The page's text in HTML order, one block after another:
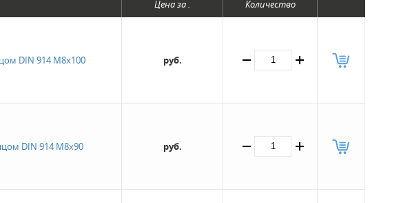
Цена за . Количество
DIN 914 M8x100 руб.
DIN 914 M8x90 руб.